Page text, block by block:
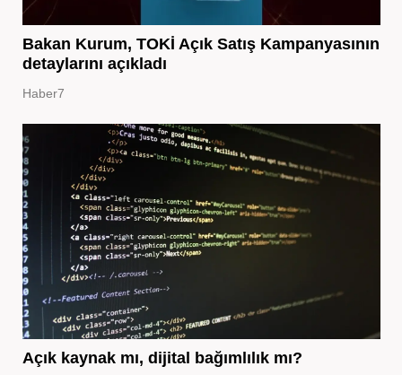
Bakan Kurum, TOKİ Açık Satış Kampanyasının
detaylarını açıkladı
Haber7
Açık kaynak mı, dijital bağımlılık mı?